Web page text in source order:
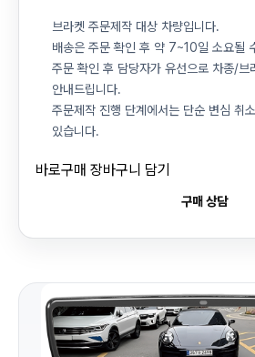
브라켓 주문제작 대상 차량입니다.
배송은 주문 확인 후 약 7~10일 소요될
주문 확인 후 담당자가 유선으로 차종/브
안내드립니다.
주문제작 진행 단계에서는 단순 변심 취
있습니다.
바로구매 장바구니 담기
구매 상담